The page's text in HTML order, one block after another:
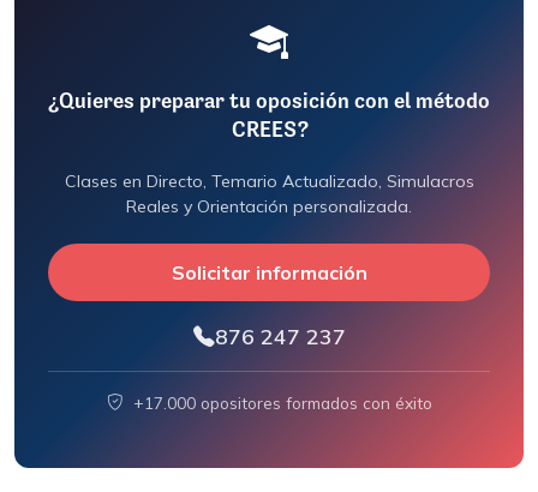
¿Quieres preparar tu oposición con el método
CREES?
Clases en Directo, Temario Actualizado, Simulacros
Reales y Orientación personalizada.
Solicitar información
876 247 237
+17.000 opositores formados con éxito